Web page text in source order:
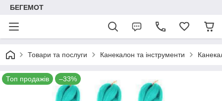
БЕГЕМОТ
Товари та послуги Канекалон та інструменти
Топ продажів –33%